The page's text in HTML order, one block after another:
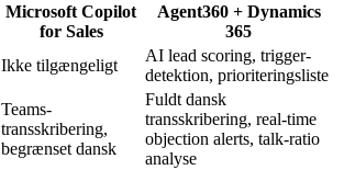
Microsoft Copilot
for Sales
Agent360 + Dynamics
365
Ikke tilgængeligt
AI lead scoring, trigger-
detektion, prioriteringsliste
Teams-
transskribering,
begrænset dansk
Fuldt dansk
transskribering, real-time
objection alerts, talk-ratio
analyse